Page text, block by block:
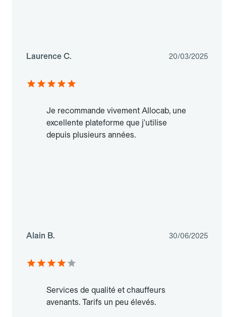
Laurence C. 20/03/2025
Je recommande vivement Allocab, une
excellente plateforme que j'utilise
depuis plusieurs années.
Alain B. 30/06/2025
Services de qualité et chauffeurs
avenants. Tarifs un peu élevés.